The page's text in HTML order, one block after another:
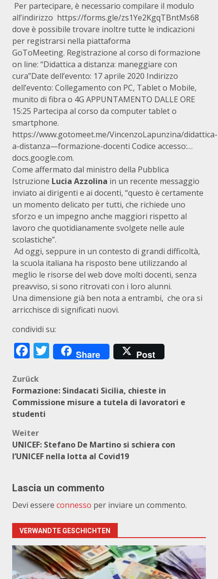
Per partecipare, è necessario compilare il modulo
all’indirizzo https://forms.gle/zs1Ye2KgqTBntMs68
dove è possibile trovare inoltre tutte le indicazioni
per registrarsi nella piattaforma
GoToMeeting. Registrazione al corso di formazione
on line: “Didattica a distanza: maneggiare con
cura”Date dell’evento: 17 aprile 2020 Indirizzo
dell’evento: Collegamento con PC, Tablet o Mobile,
munito di fibra o 4G APPUNTAMENTO DALLE ORE
15:25 Partecipa al corso da computer tablet o
smartphone.
https://www.gotomeet.me/VincenzoLapunzina/didattica-
a-distanza—formazione-docenti Codice accesso:…
docs.google.com.
Come affermato dal ministro della Pubblica
Istruzione Lucia Azzolina in un recente messaggio
inviato ai dirigenti e ai docenti, “questo è certamente
un momento delicato per tutti, che richiede uno
sforzo e un impegno anche maggiori rispetto al
lavoro che quotidianamente svolgete nelle aule
scolastiche”.
Ad oggi, seppure in un contesto di grandi difficoltà,
la scuola italiana ha risposto bene utilizzando al
meglio le risorse del web dove molti docenti, senza
preavviso, si sono ritrovati con i loro alunni.
Una dimensione già ben nota a entrambi, che ora si
arricchisce di significati nuovi.
condividi su:
Facebook
Twitter
Share Post
Beitragsnavigation
Zurück
Formazione: Sindacati Sicilia, chieste in
Commissione misure a tutela di lavoratori e
studenti
Weiter
UNICEF: Stefano De Martino si schiera con
l’UNICEF nella lotta al Covid19
Lascia un commento
Devi essere connesso per inviare un commento.
VERWANDTE GESCHICHTEN